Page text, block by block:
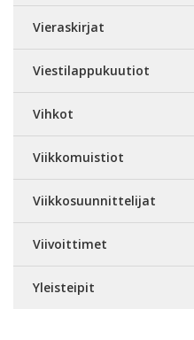
Vieraskirjat
Viestilappukuutiot
Vihkot
Viikkomuistiot
Viikkosuunnittelijat
Viivoittimet
Yleisteipit